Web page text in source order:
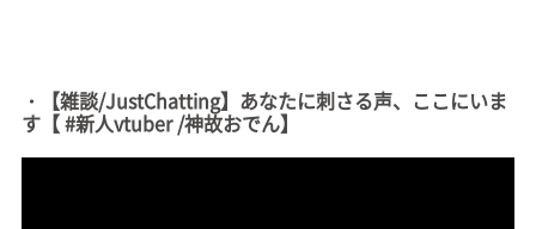
・【雑談/JustChatting】あなたに刺さる声、ここにいま
す【 #新人vtuber /神故おでん】